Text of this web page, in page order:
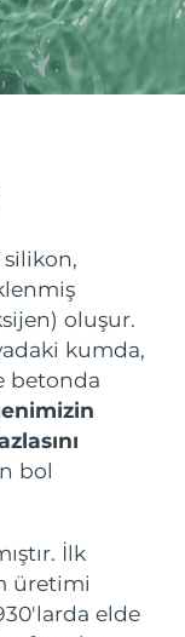
oluşur.
kumda,
betonda
bol
İlk
üretimi
elde
Adresim
Aboneliklerim
體中文
tarihi
tarihi
tarihi 8/9/26
tarihi
tarihi
tarihi
tarihi